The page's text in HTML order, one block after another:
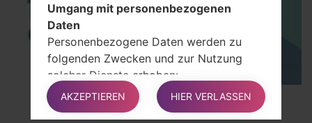
TOP 5 SECRET CODES for LG!
Umgang mit personenbezogenen
Daten
Personenbezogene Daten werden zu
folgenden Zwecken und zur Nutzung
solcher Dienste erhoben:
Inhalt kommentieren
Verwalten Sie Kontakte und senden Sie
AKZEPTIEREN HIER VERLASSEN